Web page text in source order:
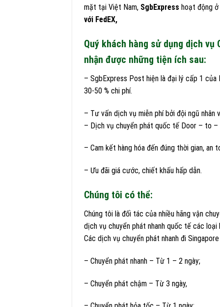
mặt tại Việt Nam, SgbExpress hoạt động
với FedEX,
Quý khách hàng sử dụng dịch vụ
nhận được những tiện ích sau:
– SgbExpress Post hiện là đại lý cấp 1
30-50 % chi phí.
– Tư vấn dịch vụ miễn phí bởi đội ngũ nhân
– Dịch vụ chuyển phát quốc tế Door – to –
– Cam kết hàng hóa đến đúng thời gian, an
– Ưu đãi giá cước, chiết khấu hấp dẫn.
Chúng tôi có thể:
Chúng tôi là đối tác của nhiều hãng vận
dịch vụ chuyển phát nhanh quốc tế các
Các dịch vụ chuyển phát nhanh đi
– Chuyển phát nhanh – Từ 1 – 2 ngày;
– Chuyển phát chậm – Từ 3 ngày,